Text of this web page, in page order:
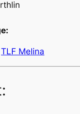
TLF Melina